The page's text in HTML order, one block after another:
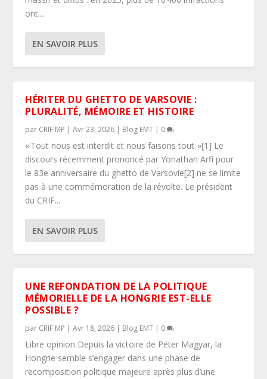
ont...
EN SAVOIR PLUS
HÉRITER DU GHETTO DE VARSOVIE :
PLURALITÉ, MÉMOIRE ET HISTOIRE
par CRIF MP |Avr 23, 2026 | Blog EMT | 0
« Tout nous est interdit et nous faisons tout. »[1] Le
discours récemment prononcé par Yonathan Arfi pour
le 83e anniversaire du ghetto de Varsovie[2] ne se limite
pas à une commémoration de la révolte. Le président
du CRIF...
EN SAVOIR PLUS
UNE REFONDATION DE LA POLITIQUE
MÉMORIELLE DE LA HONGRIE EST-ELLE
POSSIBLE ?
par CRIF MP |Avr 18, 2026 | Blog EMT | 0
Libre opinion Depuis la victoire de Péter Magyar, la
Hongrie semble s’engager dans une phase de
recomposition politique majeure après plus d’une